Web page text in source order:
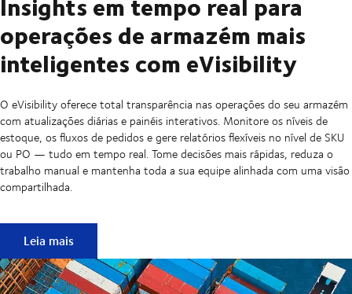
operações de armazém mais
inteligentes com eVisibility
O eVisibility oferece total transparência nas operações do seu armazém
com atualizações diárias e painéis interativos. Monitore os níveis de
estoque, os fluxos de pedidos e gere relatórios flexíveis no nível de SKU
ou PO — tudo em tempo real. Tome decisões mais rápidas, reduza o
trabalho manual e mantenha toda a sua equipe alinhada com uma visão
compartilhada.
Insights em tempo real para operações de armazém mais
Leia mais